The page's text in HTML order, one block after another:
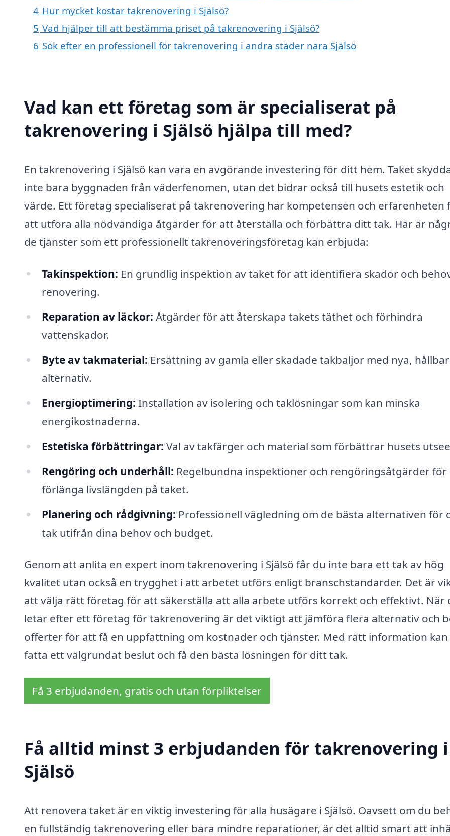
4 Hur mycket kostar takrenovering i Själsö?
5 Vad hjälper till att bestämma priset på takrenovering i Själsö?
6 Sök efter en professionell för takrenovering i andra städer nära Själsö
Vad kan ett företag som är specialiserat på
takrenovering i Själsö hjälpa till med?
En takrenovering i Själsö kan vara en avgörande investering för ditt hem. Taket
inte bara byggnaden från väderfenomen, utan det bidrar också till husets estetik och
värde. Ett företag specialiserat på takrenovering har kompetensen och erfarenheten
att utföra alla nödvändiga åtgärder för att återställa och förbättra ditt tak. Här är
de tjänster som ett professionellt takrenoveringsföretag kan erbjuda:
Takinspektion: En grundlig inspektion av taket för att identifiera skador och
renovering.
Reparation av läckor: Åtgärder för att återskapa takets täthet och förhindra
vattenskador.
Byte av takmaterial: Ersättning av gamla eller skadade takbaljor med nya,
alternativ.
Energioptimering: Installation av isolering och taklösningar som kan minska
energikostnaderna.
Estetiska förbättringar: Val av takfärger och material som förbättrar husets
Rengöring och underhåll: Regelbundna inspektioner och rengöringsåtgärder för
förlänga livslängden på taket.
Planering och rådgivning: Professionell vägledning om de bästa alternativen för
tak utifrån dina behov och budget.
Genom att anlita en expert inom takrenovering i Själsö får du inte bara ett tak av hög
kvalitet utan också en trygghet i att arbetet utförs enligt branschstandarder. Det är
att välja rätt företag för att säkerställa att alla arbete utförs korrekt och effektivt. När
letar efter ett företag för takrenovering är det viktigt att jämföra flera alternativ och
offerter för att få en uppfattning om kostnader och tjänster. Med rätt information kan
fatta ett välgrundat beslut och få den bästa lösningen för ditt tak.
Få 3 erbjudanden, gratis och utan förpliktelser
Få alltid minst 3 erbjudanden för takrenovering i
Själsö
Att renovera taket är en viktig investering för alla husägare i Själsö. Oavsett om du
en fullständig takrenovering eller bara mindre reparationer, är det alltid smart att